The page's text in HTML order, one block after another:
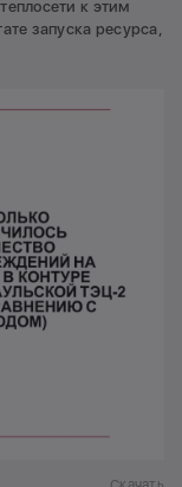
к этим
запуска ресурса,